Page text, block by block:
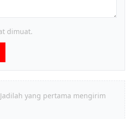
dimuat.
yang pertama mengirim